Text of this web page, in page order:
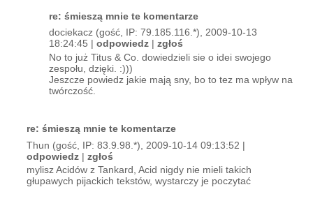
re: śmieszą mnie te komentarze
dociekacz (gość, IP: 79.185.116.*), 2009-10-13
18:24:45 |odpowiedz |zgłoś
No to już Titus & Co. dowiedzieli sie o idei swojego
zespołu, dzięki. :)))
Jeszcze powiedz jakie mają sny, bo to tez ma wpływ na
twórczość.
re: śmieszą mnie te komentarze
Thun (gość, IP: 83.9.98.*), 2009-10-14 09:13:52 |
odpowiedz |zgłoś
mylisz Acidów z Tankard, Acid nigdy nie mieli takich
głupawych pijackich tekstów, wystarczy je poczytać